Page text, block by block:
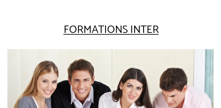
FORMATIONS INTER